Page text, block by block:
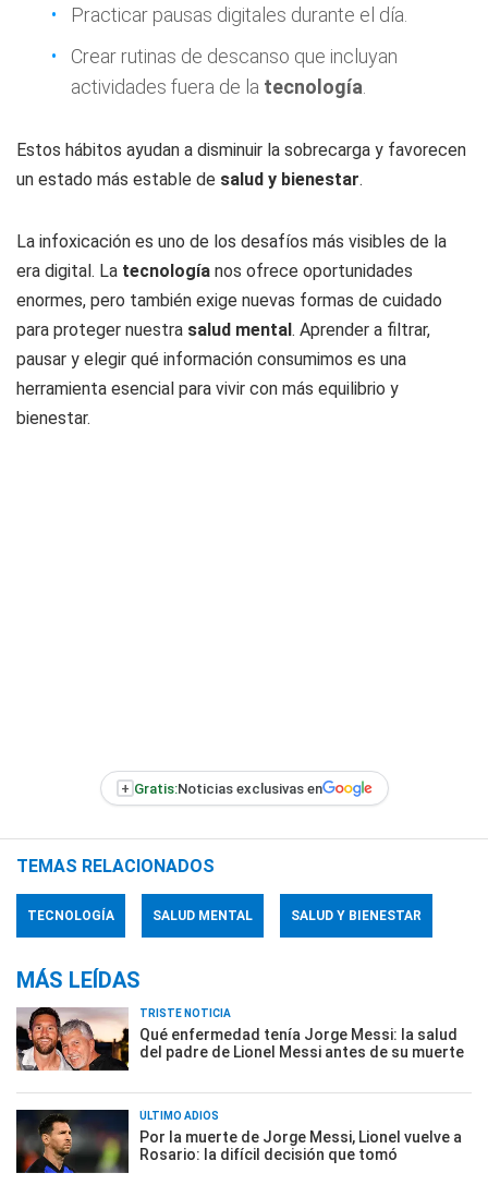
Practicar pausas digitales durante el día.
Crear rutinas de descanso que incluyan
actividades fuera de la tecnología
Estos hábitos ayudan a disminuir la sobrecarga y favorecen
un estado más estable de salud y bienestar.
La infoxicación es uno de los desafíos más visibles de la
era digital. La tecnología nos ofrece oportunidades
enormes, pero también exige nuevas formas de cuidado
para proteger nuestra salud mental. Aprender a filtrar,
pausar y elegir qué información consumimos es una
herramienta esencial para vivir con más equilibrio y
bienestar.
+ Gratis:Noticias exclusivas en
TEMAS RELACIONADOS
TECNOLOGÍA SALUD MENTAL SALUD Y BIENESTAR
MÁS LEÍDAS
TRISTE NOTICIA
Qué enfermedad tenía Jorge Messi: la salud
del padre de Lionel Messi antes de su muerte
ÚLTIMO ADIÓS
Por la muerte de Jorge Messi, Lionel vuelve a
Rosario: la difícil decisión que tomó